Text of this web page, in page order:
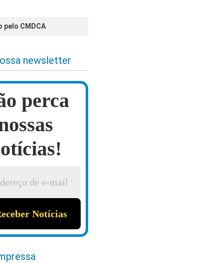
CMDCA
newsletter
perca